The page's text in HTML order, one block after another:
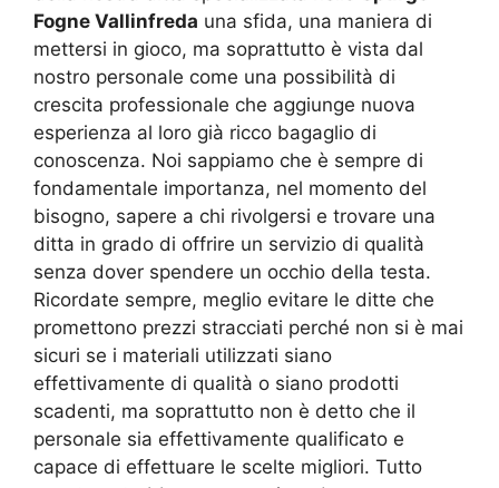
Fogne Vallinfreda una sfida, una maniera di
mettersi in gioco, ma soprattutto è vista dal
nostro personale come una possibilità di
crescita professionale che aggiunge nuova
esperienza al loro già ricco bagaglio di
conoscenza. Noi sappiamo che è sempre di
fondamentale importanza, nel momento del
bisogno, sapere a chi rivolgersi e trovare una
ditta in grado di offrire un servizio di qualità
senza dover spendere un occhio della testa.
Ricordate sempre, meglio evitare le ditte che
promettono prezzi stracciati perché non si è mai
sicuri se i materiali utilizzati siano
effettivamente di qualità o siano prodotti
scadenti, ma soprattutto non è detto che il
personale sia effettivamente qualificato e
capace di effettuare le scelte migliori. Tutto